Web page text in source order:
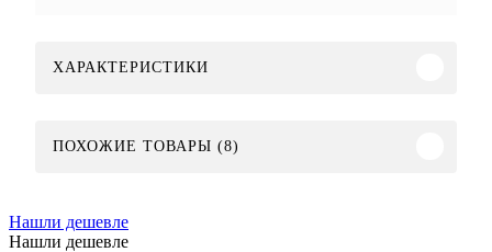
ХАРАКТЕРИСТИКИ
ПОХОЖИЕ ТОВАРЫ (8)
Нашли дешевле
Нашли дешевле